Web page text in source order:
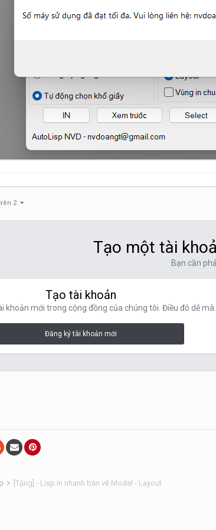
2
Tạo một tài
Bạn cần
Tạo tài khoản
khoản mới trong cộng đồng của chúng tôi. Điều đó dễ mà.
Đăng ký tài khoản mới
[Tặng] - Lisp in nhanh bản vẽ Model - Layout